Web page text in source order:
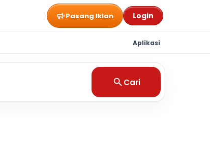
Pasang Iklan Login
Aplikasi
Cari